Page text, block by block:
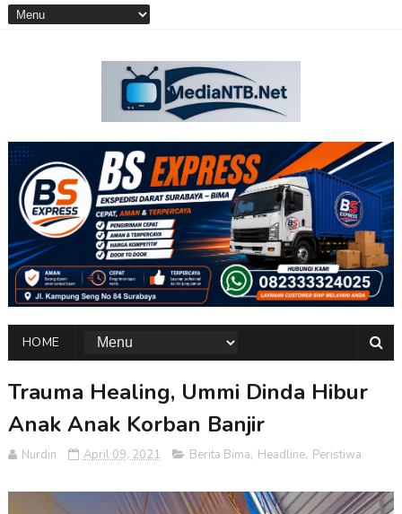
HOME
Trauma Healing, Ummi Dinda Hibur
Anak Anak Korban Banjir
Nurdin April 09, 2021 Berita Bima, Headline, Peristiwa